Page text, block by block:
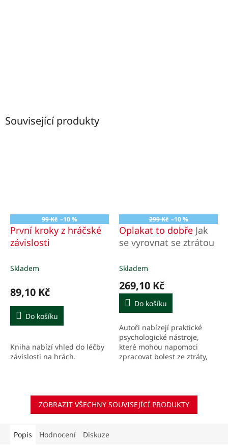
Související produkty
99 Kč –10 %
První kroky z hráčské
závislosti
Skladem
89,10 Kč
Do košíku
Kniha nabízí vhled do léčby
závislosti na hrách.
299 Kč –10 %
Oplakat to dobře Jak
se vyrovnat se ztrátou
Skladem
269,10 Kč
Do košíku
Autoři nabízejí praktické
psychologické nástroje,
které mohou napomoci
zpracovat bolest ze ztráty,
cílem.
ZOBRAZIT VŠECHNY SOUVISEJÍCÍ PRODUKTY
Popis Hodnocení Diskuze